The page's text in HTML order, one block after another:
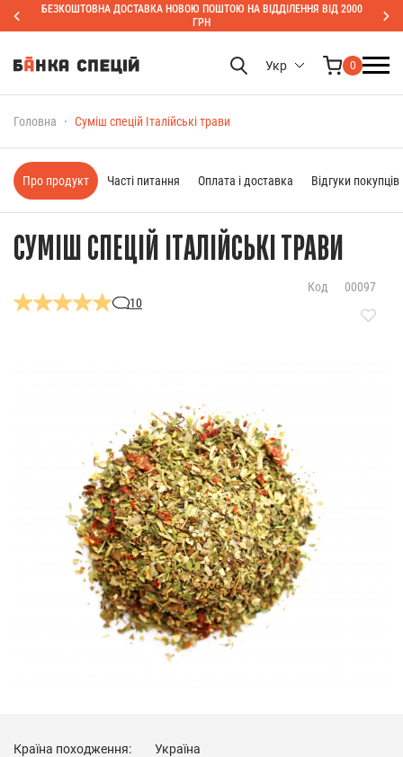
БЕЗКОШТОВНА ДОСТАВКА НОВОЮ ПОШТОЮ НА ВІДДІЛЕННЯ ВІД 2000
ГРН
Укр 0
Головна Суміш спецій Італійські трави
СУМІШ СПЕЦІЙ ІТАЛІЙСЬКІ ТРАВИ
10
Код 00097
Країна походження: Україна
Про продукт Часті питання Оплата і доставка Відгуки покупців